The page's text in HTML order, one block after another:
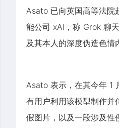
Asato 已向英国高等法院
能公司 xAI，称 Grok 聊
及其本人的深度伪造色情
Asato 表示，在其今年 1
有用户利用该模型制作并
假图片，以及一段涉及性